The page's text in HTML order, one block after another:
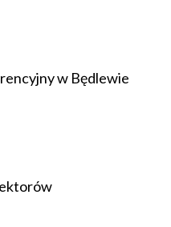
w Będlewie